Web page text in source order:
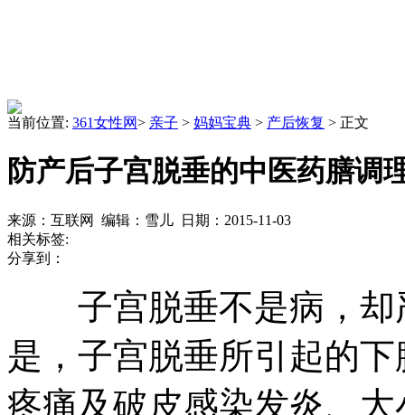
当前位置: 361女性网> 亲子 > 妈妈宝典 > 产后恢复 > 正文
防产后子宫脱垂的中医药膳调
来源：互联网 编辑：雪儿 日期：2015-11-03
相关标签:
分享到：
子宫脱垂不是病，却
是，子宫脱垂所引起的
疼痛及破皮感染发炎、